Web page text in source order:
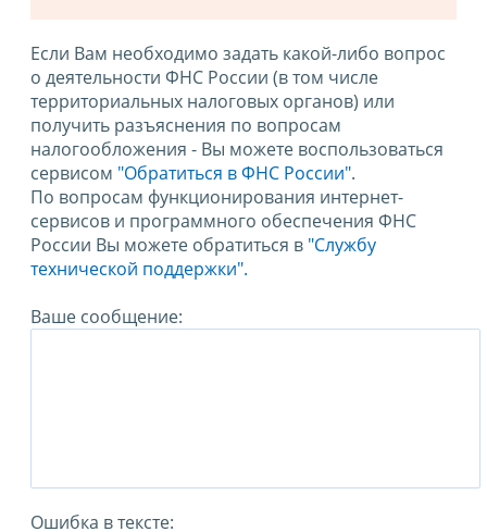
Если Вам необходимо задать какой-либо вопрос
о деятельности ФНС России (в том числе
территориальных налоговых органов) или
получить разъяснения по вопросам
налогообложения - Вы можете воспользоваться
сервисом "Обратиться в ФНС России".
По вопросам функционирования интернет-
сервисов и программного обеспечения ФНС
России Вы можете обратиться в "Службу
технической поддержки".
Ваше сообщение:
Ошибка в тексте: